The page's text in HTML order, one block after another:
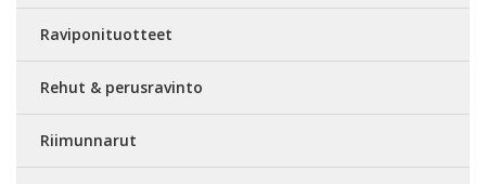
Raviponituotteet
Rehut & perusravinto
Riimunnarut